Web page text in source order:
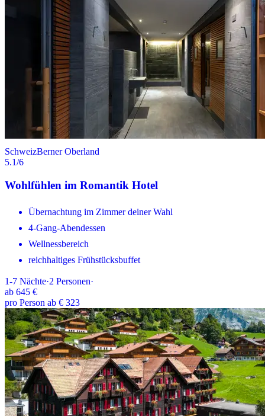
SchweizBerner Oberland
5.1/6
Wohlfühlen im Romantik Hotel
Übernachtung im Zimmer deiner Wahl
4-Gang-Abendessen
Wellnessbereich
reichhaltiges Frühstücksbuffet
1-7 Nächte·2 Personen·
ab 645 €
pro Person ab € 323